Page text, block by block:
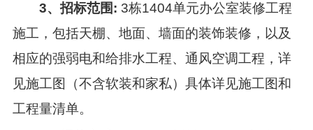
3、招标范围: 3栋1404单元办公室装修工程
施工，包括天棚、地面、墙面的装饰装修，以及
相应的强弱电和给排水工程、通风空调工程，详
见施工图（不含软装和家私）具体详见施工图和
工程量清单。